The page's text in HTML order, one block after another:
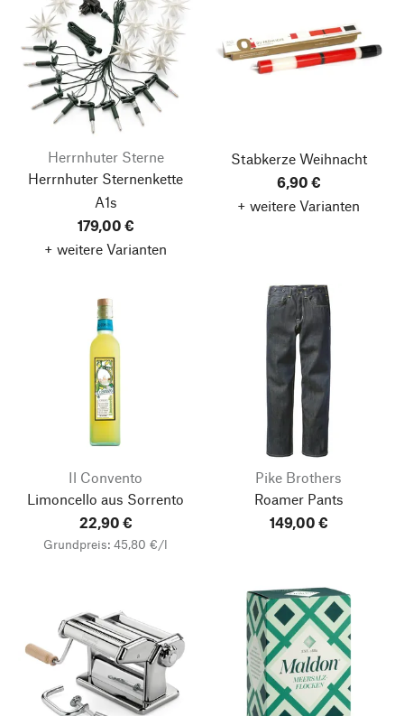
Herrnhuter Sterne
Herrnhuter Sternenkette
A1s
179,00 €
+ weitere Varianten
Stabkerze Weihnacht
6,90 €
+ weitere Varianten
Il Convento
Limoncello aus Sorrento
22,90 €
Grundpreis: 45,80 €/l
Pike Brothers
Roamer Pants
149,00 €